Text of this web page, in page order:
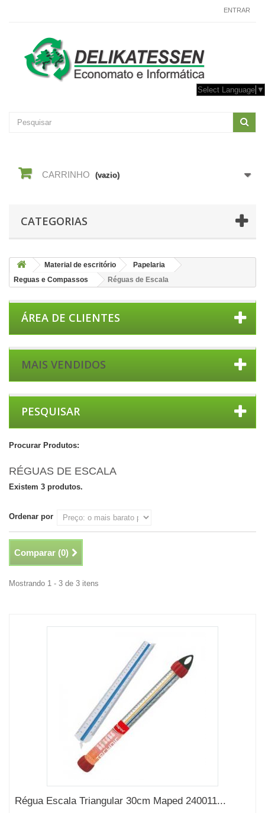
ENTRAR
Select Language ▼
CARRINHO (vazio)
CATEGORIAS
Material de escritório
Papelaria
Reguas e Compassos
Réguas de Escala
ÁREA DE CLIENTES
MAIS VENDIDOS
PESQUISAR
Procurar Produtos:
RÉGUAS DE ESCALA
Existem 3 produtos.
Ordenar por
Comparar (0)
Mostrando 1 - 3 de 3 itens
Régua Escala Triangular 30cm Maped 240011...